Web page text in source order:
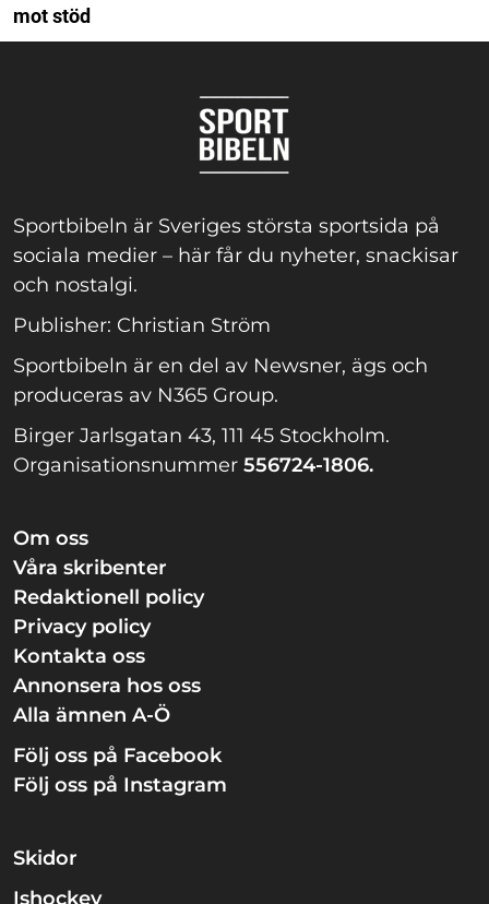
mot stöd
Sportbibeln är Sveriges största sportsida på
sociala medier – här får du nyheter, snackisar
och nostalgi.
Publisher: Christian Ström
Sportbibeln är en del av Newsner, ägs och
produceras av N365 Group.
Birger Jarlsgatan 43, 111 45 Stockholm.
Organisationsnummer 556724-1806.
Om oss
Våra skribenter
Redaktionell policy
Privacy policy
Kontakta oss
Annonsera hos oss
Alla ämnen A-Ö
Följ oss på Facebook
Följ oss på Instagram
Skidor
Ishockey